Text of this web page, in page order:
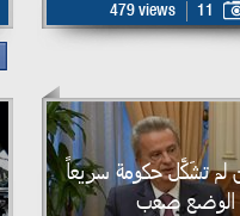
479 views
11
لم تشَكَّل حكومة سريعاً
الوضع صعب